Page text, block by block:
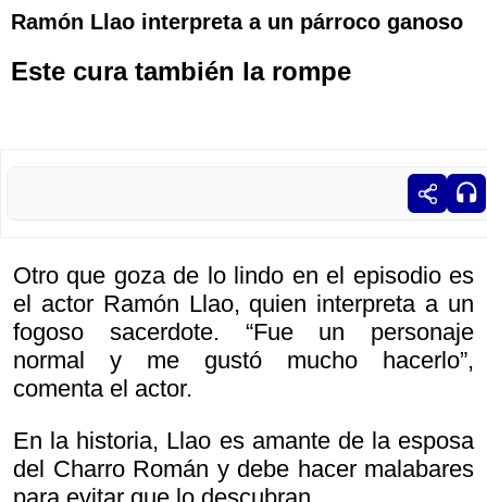
Ramón Llao interpreta a un párroco ganoso
Este cura también la rompe
Otro que goza de lo lindo en el episodio es
el actor Ramón Llao, quien interpreta a un
fogoso sacerdote. “Fue un personaje
normal y me gustó mucho hacerlo”,
comenta el actor.
En la historia, Llao es amante de la esposa
del Charro Román y debe hacer malabares